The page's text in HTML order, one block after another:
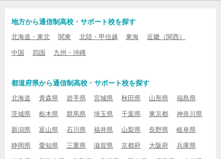
地方から通信制高校・サポート校を探す
北海道・東北 関東 北陸・甲信越 東海 近畿（関西）
中国 四国 九州・沖縄
都道府県から通信制高校・サポート校を探す
北海道 青森県 岩手県 宮城県 秋田県 山形県 福島県
茨城県 栃木県 群馬県 埼玉県 千葉県 東京都 神奈川県
新潟県 富山県 石川県 福井県 山梨県 長野県 岐阜県
静岡県 愛知県 三重県 滋賀県 京都府 大阪府 兵庫県